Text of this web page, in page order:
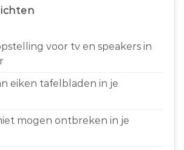
voor tv en speakers in
eiken tafelbladen in je
mogen ontbreken in je